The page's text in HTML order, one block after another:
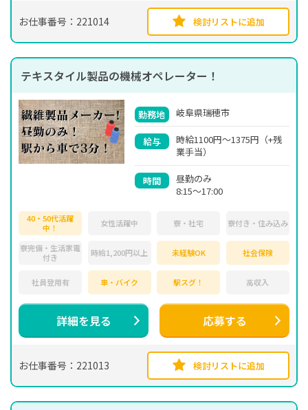
お仕事番号：221014 検討リストに追加
テキスタイル製品の機械オペレーター！
勤務地 岐阜県瑞穂市
給与
時給1100円～1375円（+残
業手当）
時間
昼勤のみ
8:15～17:00
40・50代活躍
中！
女性活躍中 寮・社宅 寮付き・住み込み
寮完備・生活家電
付き
時給1,200円以上 未経験OK 社会保険
社員登用有 車・バイク 駅スグ！ 高収入
詳細を見る 応募する
お仕事番号：221013 検討リストに追加